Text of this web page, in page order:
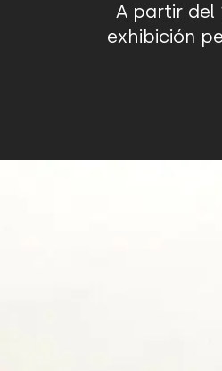
A partir del
exhibición